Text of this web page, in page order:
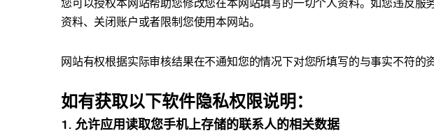
您可以授权本网站帮助您修改您在本网站填写的一切个人资料。如您违反
资料、关闭账户或者限制您使用本网站。
网站有权根据实际审核结果在不通知您的情况下对您所填写的与事实不符的
如有获取以下软件隐私权限说明：
1. 允许应用读取您手机上存储的联系人的相关数据